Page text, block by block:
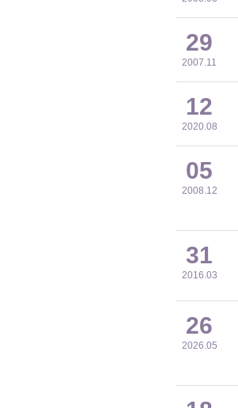
29
2007.11
12
2020.08
05
2008.12
31
2016.03
26
2026.05